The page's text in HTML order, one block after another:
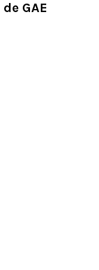
de GAE